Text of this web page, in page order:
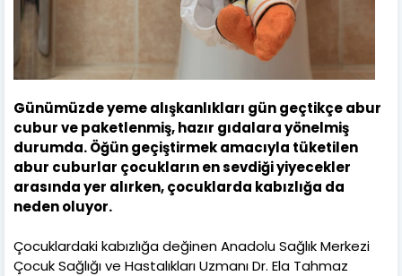
Günümüzde yeme alışkanlıkları gün geçtikçe abur
cubur ve paketlenmiş, hazır gıdalara yönelmiş
durumda. Öğün geçiştirmek amacıyla tüketilen
abur cuburlar çocukların en sevdiği yiyecekler
arasında yer alırken, çocuklarda kabızlığa da
neden oluyor.
Çocuklardaki kabızlığa değinen Anadolu Sağlık Merkezi
Çocuk Sağlığı ve Hastalıkları Uzmanı Dr. Ela Tahmaz